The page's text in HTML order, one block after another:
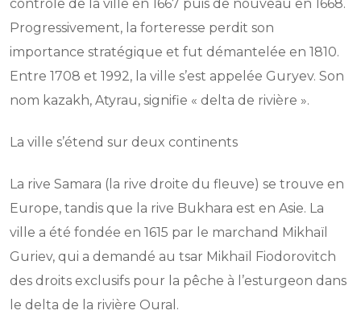
contrôle de la ville en 1667 puis de nouveau en 1668.
Progressivement, la forteresse perdit son
importance stratégique et fut démantelée en 1810.
Entre 1708 et 1992, la ville s’est appelée Guryev. Son
nom kazakh, Atyrau, signifie « delta de rivière ».
La ville s’étend sur deux continents
La rive Samara (la rive droite du fleuve) se trouve en
Europe, tandis que la rive Bukhara est en Asie. La
ville a été fondée en 1615 par le marchand Mikhaïl
Guriev, qui a demandé au tsar Mikhaïl Fiodorovitch
des droits exclusifs pour la pêche à l’esturgeon dans
le delta de la rivière Oural.